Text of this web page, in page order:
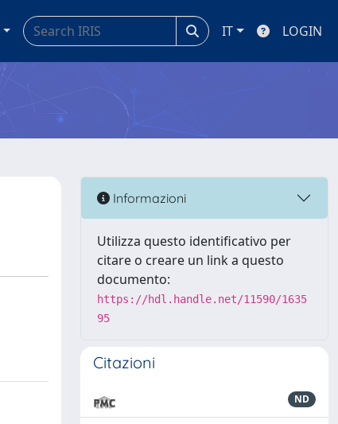
IT LOGIN
Informazioni
Utilizza questo identificativo per
citare o creare un link a questo
documento:
https://hdl.handle.net/11590/1635
95
Citazioni
ND